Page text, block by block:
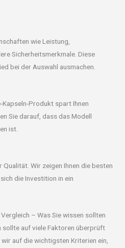
wie Leistung,
Sicherheitsmerkmale. Diese
bei der Auswahl ausmachen.
Produkt spart Ihnen
Sie darauf, dass das Modell
ist.
Wir zeigen Ihnen die besten
die Investition in ein
– Was Sie wissen sollten
sollte auf viele Faktoren überprüft
auf die wichtigsten Kriterien ein,